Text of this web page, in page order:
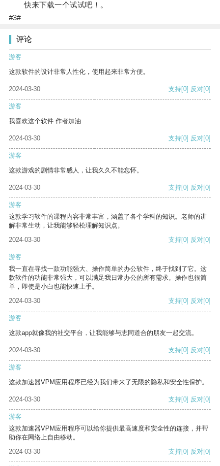
快来下载一个试试吧！。
#3#
评论
游客
这款软件的设计非常人性化，使用起来非常方便。
2024-03-30 支持[0] 反对[0]
游客
我喜欢这个软件 作者加油
2024-03-30 支持[0] 反对[0]
游客
这款游戏的剧情非常感人，让我久久不能忘怀。
2024-03-30 支持[0] 反对[0]
游客
这款学习软件的课程内容非常丰富，涵盖了各个学科的知识。老师的讲
解非常生动，让我能够轻松理解知识点。
2024-03-30
支持[0] 反对[0]
游客
我一直在寻找一款功能强大、操作简单的办公软件，终于找到了它。这
款软件的功能非常强大，可以满足我日常办公的所有需求。操作也很简
单，即使是小白也能快速上手。
2024-03-30
支持[0] 反对[0]
游客
这款app就像我的社交平台，让我能够与志同道合的朋友一起交流。
2024-03-30 支持[0] 反对[0]
游客
这款加速器VPM应用程序已经为我们带来了无限的隐私和安全性保护。
2024-03-30 支持[0] 反对[0]
游客
这款加速器VPM应用程序可以给你提供最高速度和安全性的连接，并帮
助你在网络上自由移动。
2024-03-30
支持[0] 反对[0]